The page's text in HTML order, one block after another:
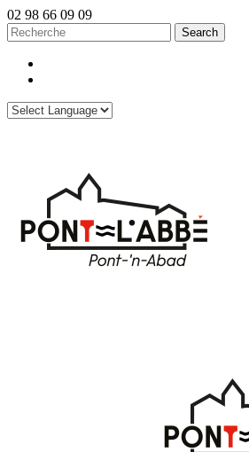
02 98 66 09 09